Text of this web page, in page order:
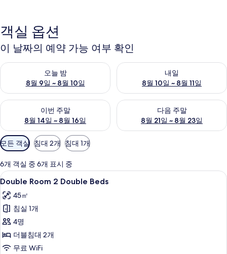
객실 옵션
이 날짜의 예약 가능 여부 확인
오늘 밤
8월 9일 ~ 8월 10일
오늘 밤 예약 가능 여부 확인, 8월 9일 ~ 8월 10일
내일
8월 10일 ~ 8월 11일
내일 예약 가능 여부 확인, 8월
이번 주말
8월 14일 ~ 8월 16일
이번 주말 예약 가능 여부 확인, 8월 14일 ~ 8월 16일
다음 주말
8월 21일 ~ 8월 23일
다음 주말 예약 가능 여부 확인
객
실
에
사
용
가
능
한
터
모든 객실 침대 2개 침대 1개
6개 객실 중 6개 표시 중
Double
Room
2
Double
Beds
사
진
Double Room 2 Double Beds | 책상,
5
Double Room 2 Double Beds
45㎡
침실 1개
4명
더블침대 2개
무료 WiFi